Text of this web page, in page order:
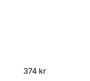
374 kr